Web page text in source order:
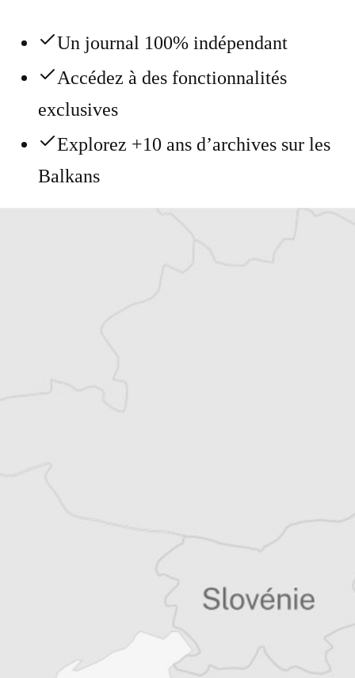
Un journal 100% indépendant
Accédez à des fonctionnalités
exclusives
Explorez +10 ans d’archives sur les
Balkans